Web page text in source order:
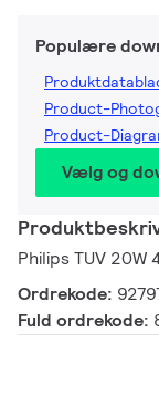
Populære
Product-
Product-
Vælg og
Philips TUV 20W
Ordrekode:
Fuld ordrekode: